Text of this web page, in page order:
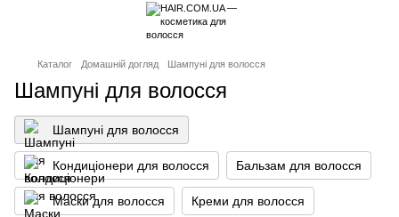
Каталог Домашній догляд Шампуні для волосся
Шампуні для волосся
Шампуні для волосся
Кондиціонери для волосся Бальзам для волосся
Маски для волосся Креми для волосся